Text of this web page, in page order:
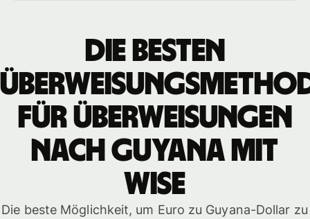
Die besten
für Überweisungen
nach Guyana mit
WISE
Die beste Möglichkeit, um Euro zu Guyana-Dollar zu